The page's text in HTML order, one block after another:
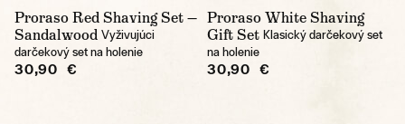
Proraso Red Shaving Set —
Sandalwood Vyživujúci
darčekový set na holenie
30,90 €
Proraso White Shaving
Gift Set Klasický darčekový set
na holenie
30,90 €